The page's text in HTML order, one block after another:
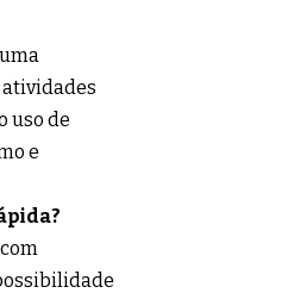
atividades
uso de
e